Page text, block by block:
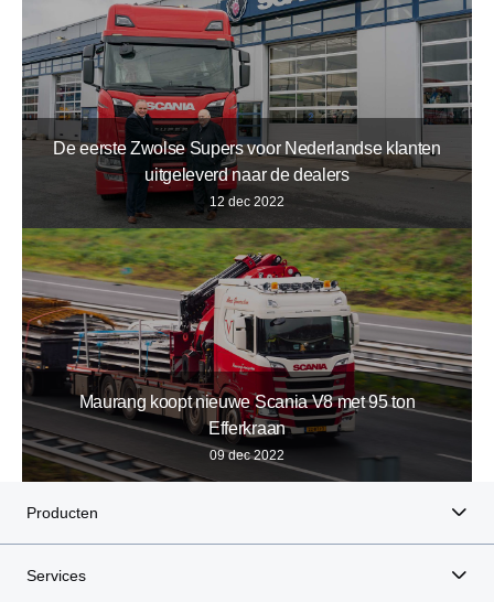
De eerste Zwolse Supers voor Nederlandse klanten
uitgeleverd naar de dealers
12 dec 2022
Maurang koopt nieuwe Scania V8 met 95 ton
Efferkraan
09 dec 2022
Producten
Services